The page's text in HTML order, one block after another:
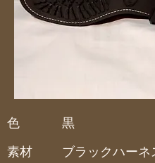
色
素材
黒
ブラックハーネ